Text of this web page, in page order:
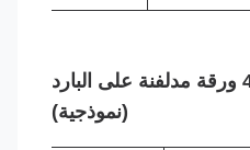
التفاوتات - 420 ورقة مدلفنة على البارد
(نموذجية)